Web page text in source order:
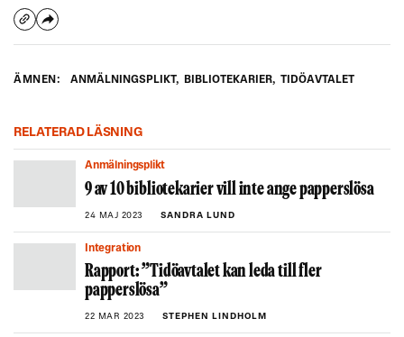
ÄMNEN: ANMÄLNINGSPLIKT, BIBLIOTEKARIER, TIDÖAVTALET
RELATERAD LÄSNING
Anmälningsplikt
9 av 10 bibliotekarier vill inte ange papperslösa
24 MAJ 2023 SANDRA LUND
Integration
Rapport: ”Tidöavtalet kan leda till fler
papperslösa”
22 MAR 2023 STEPHEN LINDHOLM